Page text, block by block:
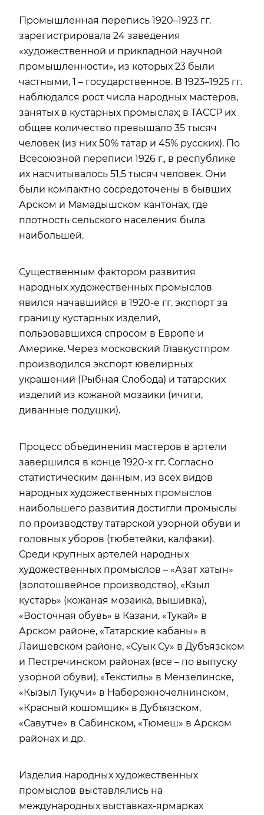
Промышленная перепись 1920–1923 гг.
зарегистрировала 24 заведения
«художественной и прикладной научной
промышленности», из которых 23 были
частными, 1 – государственное. В 1923–1925 гг.
наблюдался рост числа народных мастеров,
занятых в кустарных промыслах; в ТАССР их
общее количество превышало 35 тысяч
человек (из них 50% татар и 45% русских). По
Всесоюзной переписи 1926 г., в республике
их насчитывалось 51,5 тысяч человек. Они
были компактно сосредоточены в бывших
Арском и Мамадышском кантонах, где
плотность сельского населения была
наибольшей.
Существенным фактором развития
народных художественных промыслов
явился начавшийся в 1920-е гг. экспорт за
границу кустарных изделий,
пользовавшихся спросом в Европе и
Америке. Через московский Главкустпром
производился экспорт ювелирных
украшений (Рыбная Слобода) и татарских
изделий из кожаной мозаики (ичиги,
диванные подушки).
Процесс объединения мастеров в артели
завершился в конце 1920-х гг. Согласно
статистическим данным, из всех видов
народных художественных промыслов
наибольшего развития достигли промыслы
по производству татарской узорной обуви и
головных уборов (тюбетейки, калфаки).
Среди крупных артелей народных
художественных промыслов – «Азат хатын»
(золотошвейное производство), «Кзыл
кустарь» (кожаная мозаика, вышивка),
«Восточная обувь» в Казани, «Тукай» в
Арском районе, «Татарские кабаны» в
Лаишевском районе, «Суык Су» в Дубъязском
и Пестречинском районах (все – по выпуску
узорной обуви), «Текстиль» в Мензелинске,
«Кызыл Тукучи» в Набережночелнинском,
«Красный кошомщик» в Дубъязском,
«Савутче» в Сабинском, «Тюмеш» в Арском
районах и др.
Изделия народных художественных
промыслов выставлялись на
международных выставках-ярмарках